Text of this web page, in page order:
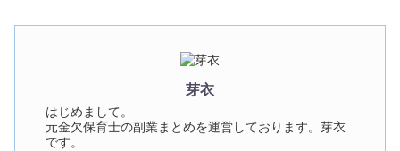
芽衣
はじめまして。
元金欠保育士の副業まとめを運営しております。芽衣
です。